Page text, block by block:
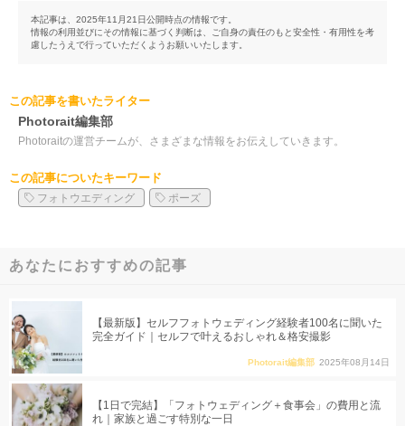
本記事は、2025年11月21日公開時点の情報です。
情報の利用並びにその情報に基づく判断は、ご自身の責任のもと安全性・有用性を考
慮したうえで行っていただくようお願いいたします。
この記事を書いたライター
Photorait編集部
Photoraitの運営チームが、さまざまな情報をお伝えしていきます。
この記事についたキーワード
フォトウエディング ポーズ
あなたにおすすめの記事
【最新版】セルフフォトウェディング経験者100名に聞いた
完全ガイド｜セルフで叶えるおしゃれ＆格安撮影
Photorait編集部 2025年08月14日
【1日で完結】「フォトウェディング＋食事会」の費用と流
れ｜家族と過ごす特別な一日